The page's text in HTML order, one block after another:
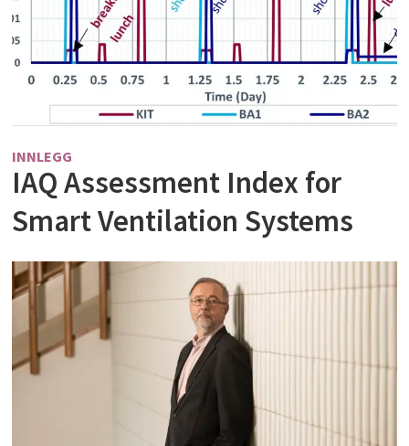
INNLEGG
IAQ Assessment Index for
Smart Ventilation Systems